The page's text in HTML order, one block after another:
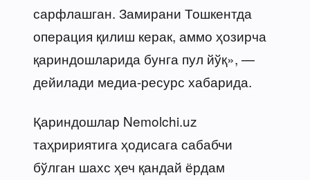
сарфлашган. Замирани Тошкентда
операция қилиш керак, аммо ҳозирча
қариндошларида бунга пул йўқ», —
дейилади медиа-ресурс хабарида.
Қариндошлар Nemolchi.uz
таҳририятига ҳодисага сабабчи
бўлган шахс ҳеч қандай ёрдам